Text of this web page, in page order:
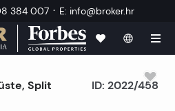
384 007 · E: info@broker.hr
, Split
ID: 2022/458